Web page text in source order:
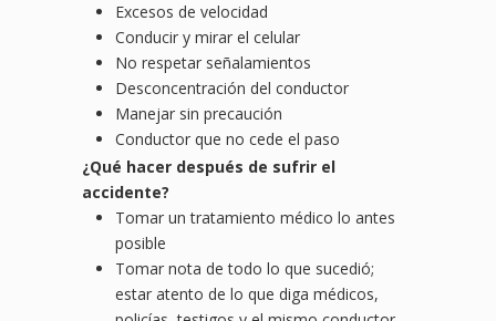
Excesos de velocidad
Conducir y mirar el celular
No respetar señalamientos
Desconcentración del conductor
Manejar sin precaución
Conductor que no cede el paso
¿Qué hacer después de sufrir el
accidente?
Tomar un tratamiento médico lo antes
posible
Tomar nota de todo lo que sucedió;
estar atento de lo que diga médicos,